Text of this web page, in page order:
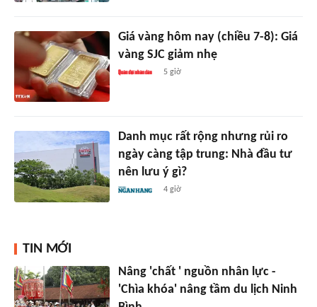
Giá vàng hôm nay (chiều 7-8): Giá
vàng SJC giảm nhẹ
5 giờ
Danh mục rất rộng nhưng rủi ro
ngày càng tập trung: Nhà đầu tư
nên lưu ý gì?
4 giờ
TIN MỚI
Nâng 'chất ' nguồn nhân lực -
'Chìa khóa' nâng tầm du lịch Ninh